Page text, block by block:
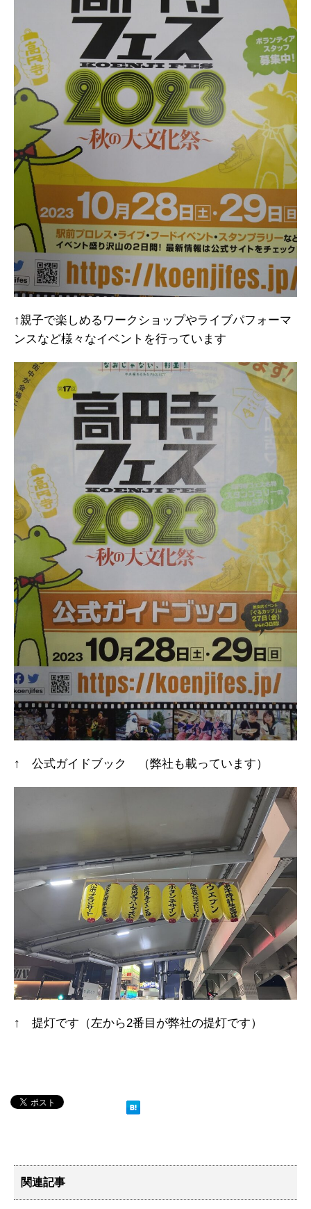
↑親子で楽しめるワークショップやライブパフォーマ
ンスなど様々なイベントを行っています
↑ 公式ガイドブック （弊社も載っています）
↑ 提灯です（左から2番目が弊社の提灯です）
関連記事